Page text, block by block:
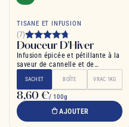
TISANE ET INFUSION
(7)
Douceur D'Hiver
Infusion épicée et pétillante à la
saveur de cannelle et de
SACHET BOÎTE VRAC 1KG
8,60 €/ 100g
AJOUTER